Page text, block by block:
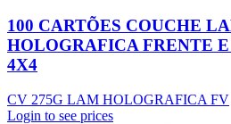
100 CARTÕES COUCHE
HOLOGRAFICA FRENTE E
4X4
CV 275G LAM HOLOGRAFICA FV
Login to see prices